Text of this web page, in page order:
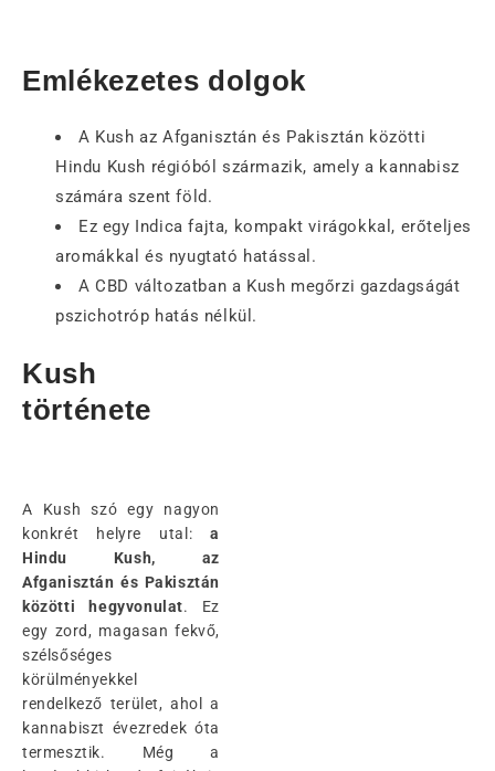
Emlékezetes dolgok
A Kush az Afganisztán és Pakisztán közötti
Hindu Kush régióból származik, amely a kannabisz
számára szent föld.
Ez egy Indica fajta, kompakt virágokkal, erőteljes
aromákkal és nyugtató hatással.
A CBD változatban a Kush megőrzi gazdagságát
pszichotróp hatás nélkül.
Kush
története
A Kush szó egy nagyon
konkrét helyre utal:a
Hindu Kush, az
Afganisztán és Pakisztán
közötti hegyvonulat. Ez
egy zord, magasan fekvő,
szélsőséges
körülményekkel
rendelkező terület, ahol a
kannabiszt évezredek óta
termesztik. Még a